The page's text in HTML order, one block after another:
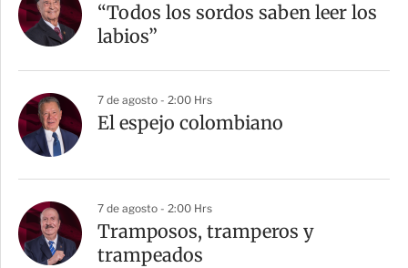
“Todos los sordos saben leer los
labios”
7 de agosto - 2:00 Hrs
El espejo colombiano
7 de agosto - 2:00 Hrs
Tramposos, tramperos y
trampeados